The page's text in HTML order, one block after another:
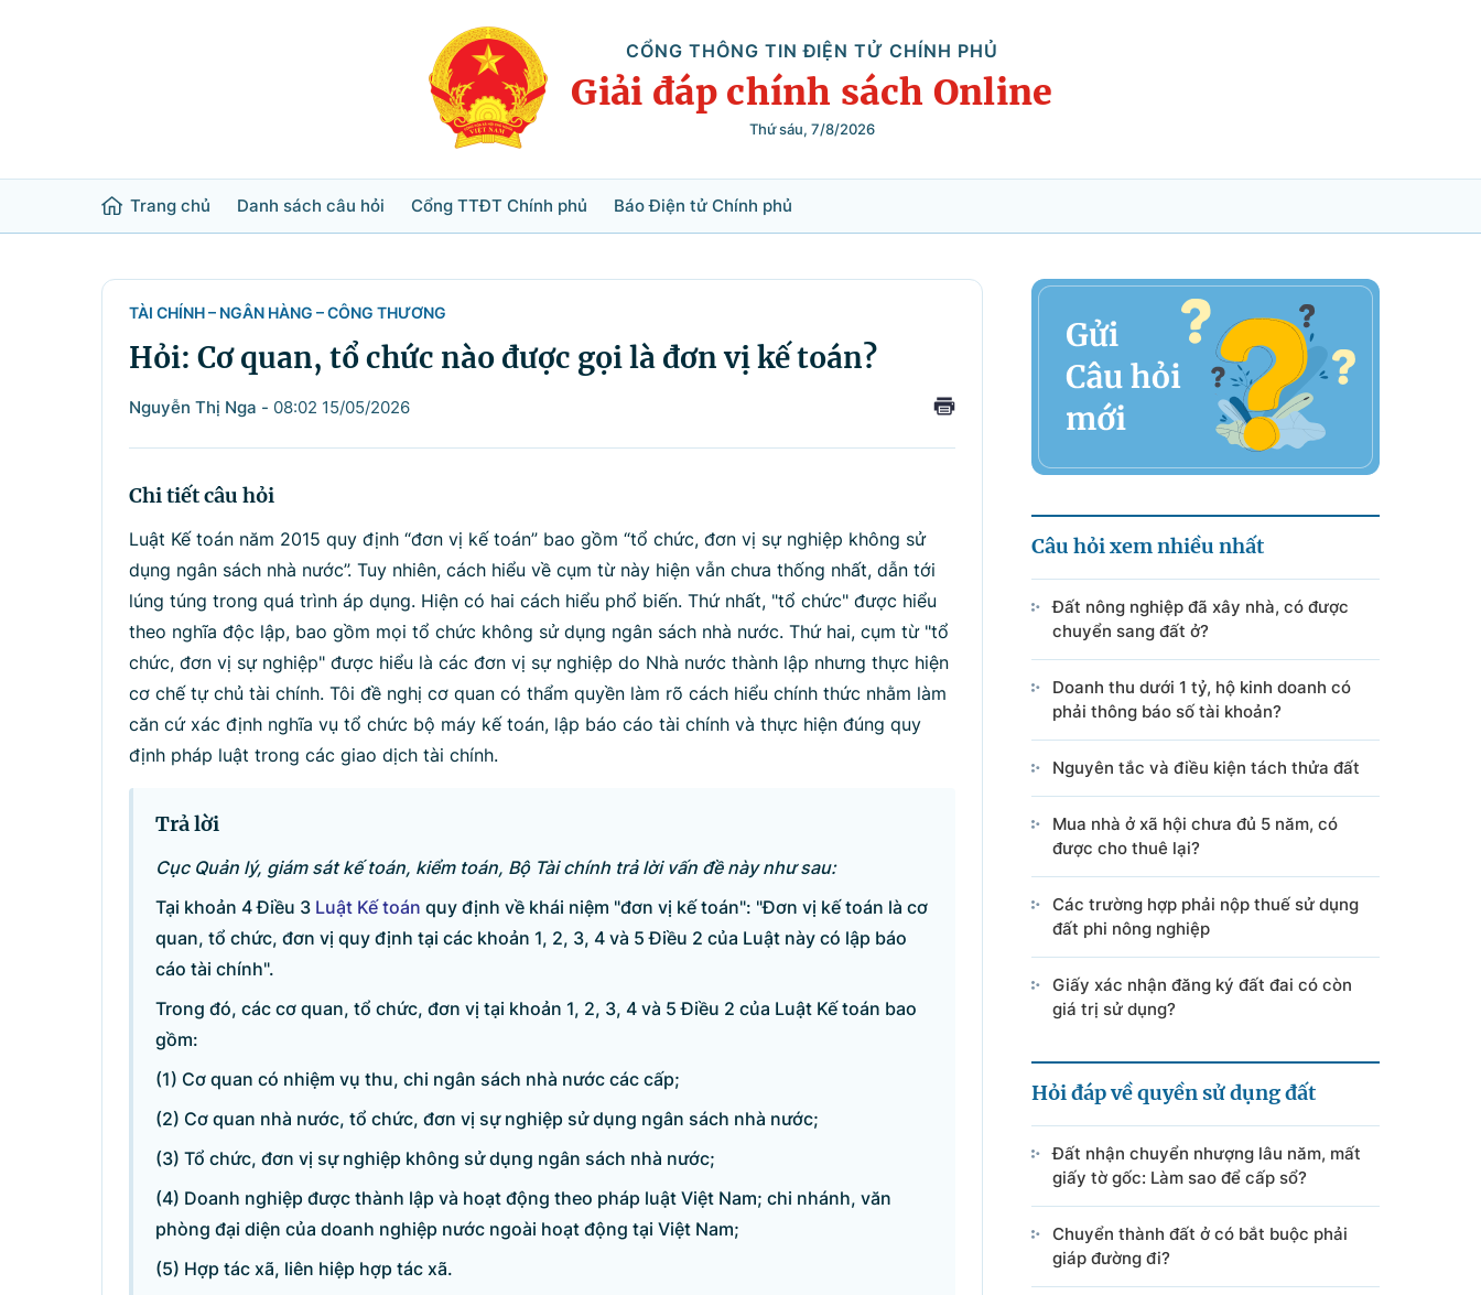
CỔNG THÔNG TIN ĐIỆN TỬ CHÍNH PHỦ
Giải đáp chính sách Online
Thứ sáu, 7/8/2026
Trang chủ Danh sách câu hỏi Cổng TTĐT Chính phủ Báo Điện tử Chính phủ
Tìm kiếm
Tìm trong
Lĩnh vực
TÀI CHÍNH – NGÂN HÀNG – CÔNG THƯƠNG
Hỏi: Cơ quan, tổ chức nào được gọi là đơn vị kế toán?
Nguyễn Thị Nga - 08:02 15/05/2026
Chi tiết câu hỏi
Luật Kế toán năm 2015 quy định “đơn vị kế toán” bao gồm “tổ chức, đơn vị sự nghiệp không sử
dụng ngân sách nhà nước”. Tuy nhiên, cách hiểu về cụm từ này hiện vẫn chưa thống nhất, dẫn tới
lúng túng trong quá trình áp dụng. Hiện có hai cách hiểu phổ biến. Thứ nhất, "tổ chức" được hiểu
theo nghĩa độc lập, bao gồm mọi tổ chức không sử dụng ngân sách nhà nước. Thứ hai, cụm từ "tổ
chức, đơn vị sự nghiệp" được hiểu là các đơn vị sự nghiệp do Nhà nước thành lập nhưng thực hiện
cơ chế tự chủ tài chính. Tôi đề nghị cơ quan có thẩm quyền làm rõ cách hiểu chính thức nhằm làm
căn cứ xác định nghĩa vụ tổ chức bộ máy kế toán, lập báo cáo tài chính và thực hiện đúng quy
định pháp luật trong các giao dịch tài chính.
Trả lời
Cục Quản lý, giám sát kế toán, kiểm toán, Bộ Tài chính trả lời vấn đề này như sau:
Tại khoản 4 Điều 3 Luật Kế toán quy định về khái niệm "đơn vị kế toán": "Đơn vị kế toán là cơ
quan, tổ chức, đơn vị quy định tại các khoản 1, 2, 3, 4 và 5 Điều 2 của Luật này có lập báo
cáo tài chính".
Trong đó, các cơ quan, tổ chức, đơn vị tại khoản 1, 2, 3, 4 và 5 Điều 2 của Luật Kế toán bao
gồm:
(1) Cơ quan có nhiệm vụ thu, chi ngân sách nhà nước các cấp;
(2) Cơ quan nhà nước, tổ chức, đơn vị sự nghiệp sử dụng ngân sách nhà nước;
(3) Tổ chức, đơn vị sự nghiệp không sử dụng ngân sách nhà nước;
(4) Doanh nghiệp được thành lập và hoạt động theo pháp luật Việt Nam; chi nhánh, văn
phòng đại diện của doanh nghiệp nước ngoài hoạt động tại Việt Nam;
(5) Hợp tác xã, liên hiệp hợp tác xã.
Câu hỏi xem nhiều nhất
Đất nông nghiệp đã xây nhà, có được
chuyển sang đất ở?
Doanh thu dưới 1 tỷ, hộ kinh doanh có
phải thông báo số tài khoản?
Nguyên tắc và điều kiện tách thửa đất
Mua nhà ở xã hội chưa đủ 5 năm, có
được cho thuê lại?
Các trường hợp phải nộp thuế sử dụng
đất phi nông nghiệp
Giấy xác nhận đăng ký đất đai có còn
giá trị sử dụng?
Hỏi đáp về quyền sử dụng đất
Đất nhận chuyển nhượng lâu năm, mất
giấy tờ gốc: Làm sao để cấp sổ?
Chuyển thành đất ở có bắt buộc phải
giáp đường đi?